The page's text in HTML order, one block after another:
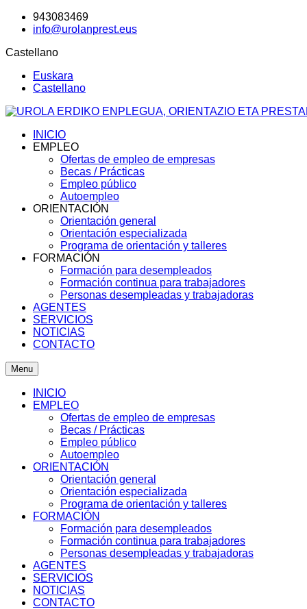
943083469
info@urolanprest.eus
Castellano
Euskara
Castellano
INICIO
EMPLEO
Ofertas de empleo de empresas
Becas / Prácticas
Empleo público
Autoempleo
ORIENTACIÓN
Orientación general
Orientación especializada
Programa de orientación y talleres
FORMACIÓN
Formación para desempleados
Formación continua para trabajadores
Personas desempleadas y trabajadoras
AGENTES
SERVICIOS
NOTICIAS
CONTACTO
Menu
INICIO
EMPLEO
Ofertas de empleo de empresas
Becas / Prácticas
Empleo público
Autoempleo
ORIENTACIÓN
Orientación general
Orientación especializada
Programa de orientación y talleres
FORMACIÓN
Formación para desempleados
Formación continua para trabajadores
Personas desempleadas y trabajadoras
AGENTES
SERVICIOS
NOTICIAS
CONTACTO